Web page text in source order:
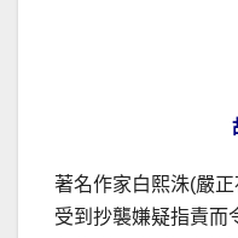
著名作家白熙洙(嚴
受到抄襲嫌疑指責而